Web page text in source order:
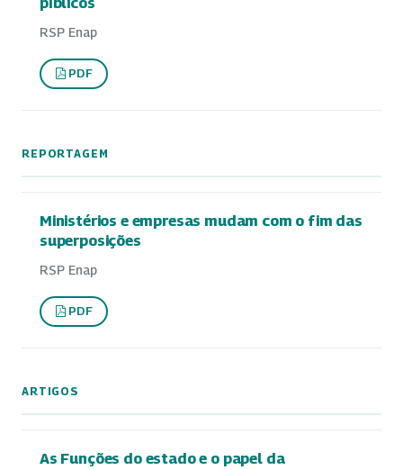
RSP Enap
PDF
REPORTAGEM
Ministérios e empresas mudam com o fim das
superposições
RSP Enap
PDF
ARTIGOS
As Funções do estado e o papel da